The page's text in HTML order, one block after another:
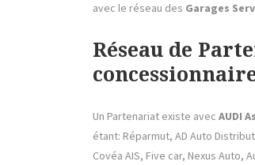
avec le réseau des Garages
Réseau de
Un Partenariat existe avec AUDI
étant: Réparmut, AD Auto
Covéa AIS, Five car, Nexus Auto,